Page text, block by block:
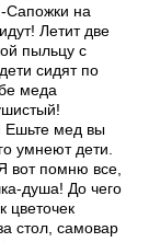
Сапожки на
Летит две
пыльцу с
сидят по
меда
Ешьте мед вы
умнеют дети.
вот помню все,
душа! До чего
цветочек
стол, самовар